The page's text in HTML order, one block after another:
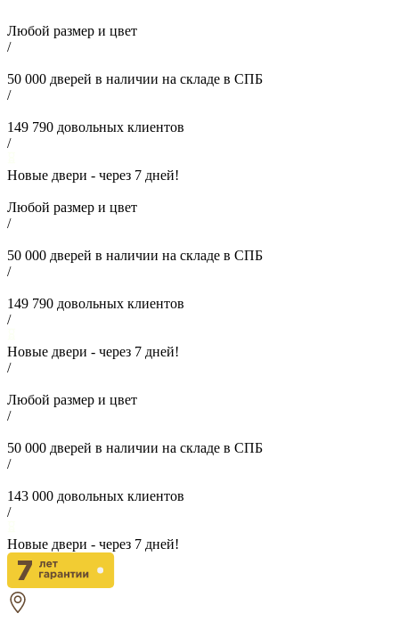
Любой размер и цвет
/
50 000 дверей в наличии на складе в СПБ
/
149 790 довольных клиентов
/
Новые двери - через 7 дней!
Любой размер и цвет
/
50 000 дверей в наличии на складе в СПБ
/
149 790 довольных клиентов
/
Новые двери - через 7 дней!
/
Любой размер и цвет
/
50 000 дверей в наличии на складе в СПБ
/
143 000 довольных клиентов
/
Новые двери - через 7 дней!